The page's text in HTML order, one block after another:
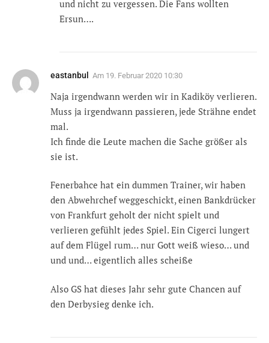
und nicht zu vergessen. Die Fans wollten
Ersun….
eastanbul Am 19. Februar 2020 10:30
Naja irgendwann werden wir in Kadiköy verlieren.
Muss ja irgendwann passieren, jede Strähne endet
mal.
Ich finde die Leute machen die Sache größer als
sie ist.
Fenerbahce hat ein dummen Trainer, wir haben
den Abwehrchef weggeschickt, einen Bankdrücker
von Frankfurt geholt der nicht spielt und
verlieren gefühlt jedes Spiel. Ein Cigerci lungert
auf dem Flügel rum… nur Gott weiß wieso… und
und und… eigentlich alles scheiße
Also GS hat dieses Jahr sehr gute Chancen auf
den Derbysieg denke ich.